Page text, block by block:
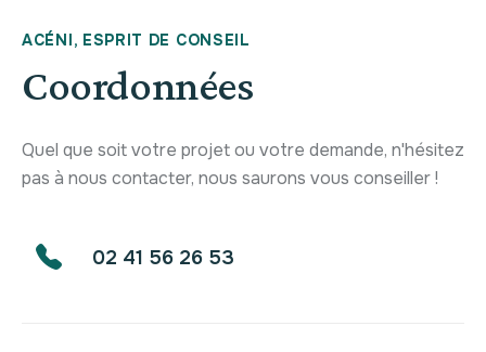
ACÉNI, ESPRIT DE CONSEIL
Coordonnées
Quel que soit votre projet ou votre demande, n'hésitez
pas à nous contacter, nous saurons vous conseiller !
02 41 56 26 53